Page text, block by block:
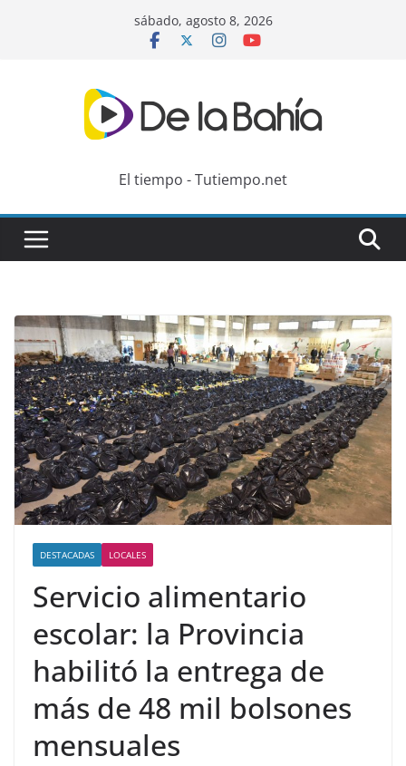
sábado, agosto 8, 2026
El tiempo - Tutiempo.net
DESTACADAS LOCALES
Servicio alimentario
escolar: la Provincia
habilitó la entrega de
más de 48 mil bolsones
mensuales